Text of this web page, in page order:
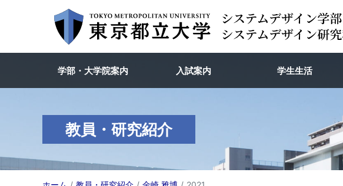
学部・大学院案内 入試案内 学生生活
教員・研究紹介